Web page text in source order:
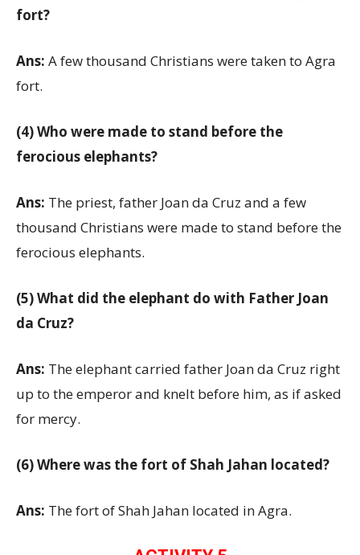
fort?
Ans: A few thousand Christians were taken to Agra
fort.
(4) Who were made to stand before the
ferocious elephants?
Ans: The priest, father Joan da Cruz and a few
thousand Christians were made to stand before the
ferocious elephants.
(5) What did the elephant do with Father Joan
da Cruz?
Ans: The elephant carried father Joan da Cruz right
up to the emperor and knelt before him, as if asked
for mercy.
(6) Where was the fort of Shah Jahan located?
Ans: The fort of Shah Jahan located in Agra.